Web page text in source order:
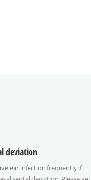
deviation
ear infection frequently if